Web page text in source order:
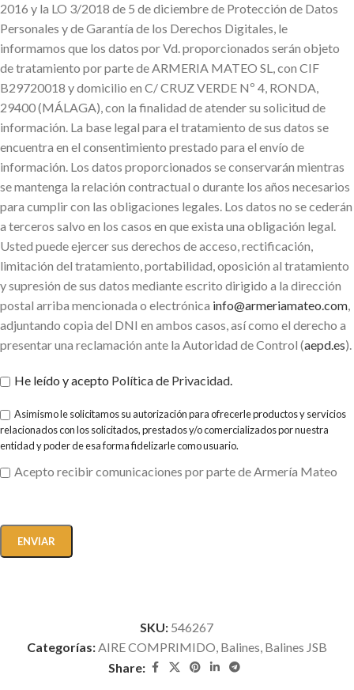
2016 y la LO 3/2018 de 5 de diciembre de Protección de Datos
Personales y de Garantía de los Derechos Digitales, le
informamos que los datos por Vd. proporcionados serán objeto
de tratamiento por parte de ARMERIA MATEO SL, con CIF
B29720018 y domicilio en C/ CRUZ VERDE Nº 4, RONDA,
29400 (MÁLAGA), con la finalidad de atender su solicitud de
información. La base legal para el tratamiento de sus datos se
encuentra en el consentimiento prestado para el envío de
información. Los datos proporcionados se conservarán mientras
se mantenga la relación contractual o durante los años necesarios
para cumplir con las obligaciones legales. Los datos no se cederán
a terceros salvo en los casos en que exista una obligación legal.
Usted puede ejercer sus derechos de acceso, rectificación,
limitación del tratamiento, portabilidad, oposición al tratamiento
y supresión de sus datos mediante escrito dirigido a la dirección
postal arriba mencionada o electrónica info@armeriamateo.com
adjuntando copia del DNI en ambos casos, así como el derecho a
presentar una reclamación ante la Autoridad de Control (aepd.es).
He leído y acepto Política de Privacidad
Asimismo le solicitamos su autorización para ofrecerle productos y servicios
relacionados con los solicitados, prestados y/o comercializados por nuestra
entidad y poder de esa forma fidelizarle como usuario.
Acepto recibir comunicaciones por parte de Armería Mateo
SKU: 546267
Categorías: AIRE COMPRIMIDO Balines Balines JSB
Share: